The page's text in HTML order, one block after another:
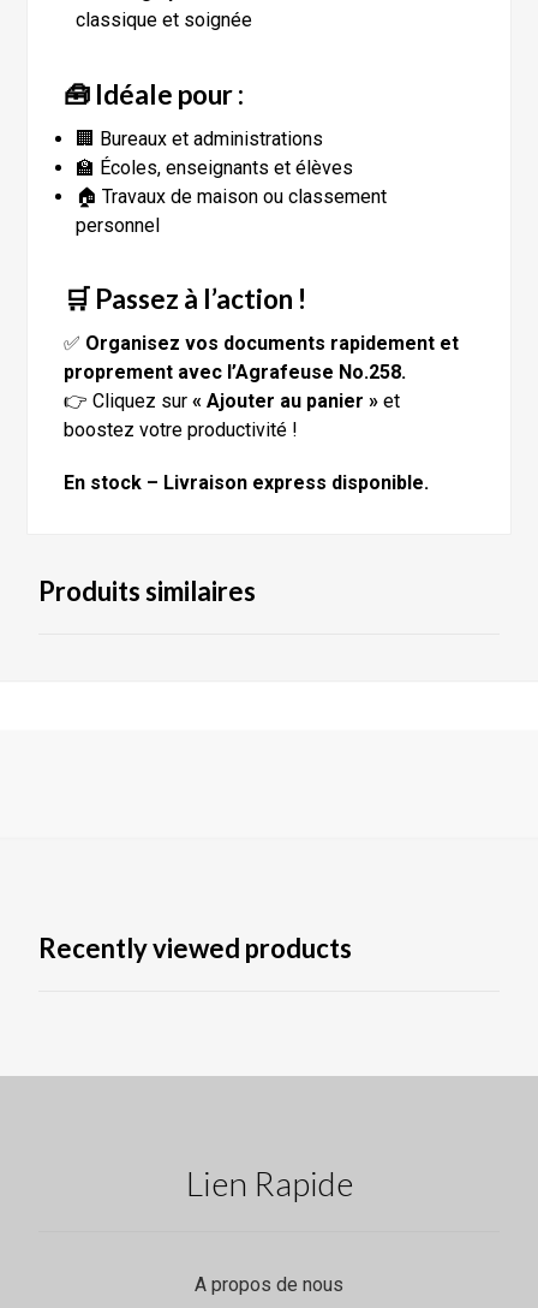
classique et soignée
🧰 Idéale pour :
🏢 Bureaux et administrations
🏫 Écoles, enseignants et élèves
🏠 Travaux de maison ou classement
personnel
🛒 Passez à l’action !
✅ Organisez vos documents rapidement et
proprement avec l’Agrafeuse No.258.
👉 Cliquez sur« Ajouter au panier » et
boostez votre productivité !
En stock – Livraison express disponible.
Produits similaires
Recently viewed products
Lien Rapide
A propos de nous